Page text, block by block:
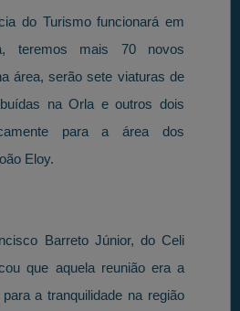
do Turismo funcionará em
teremos mais 70 novos
área, serão sete viaturas de
na Orla e outros dois
para a área dos
Eloy.
Barreto Júnior, do Celi
que aquela reunião era a
a tranquilidade na região